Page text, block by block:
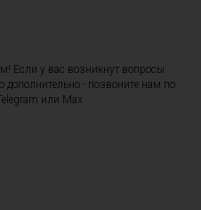
Если у вас возникнут вопросы
дополнительно - позвоните нам по
или Max